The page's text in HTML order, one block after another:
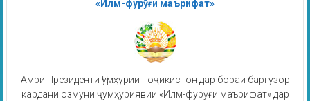
«Илм-фурӯғи маърифат»
Амри Президенти Ҷумҳурии Тоҷикистон дар бораи баргузор
кардани озмуни ҷумҳуриявии «Илм-фурӯғи маърифат» дар